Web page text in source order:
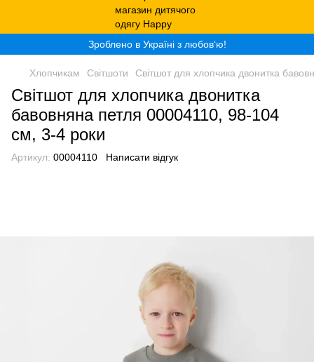
Зроблено в Україні з любов‘ю!
Хлопчикам Світшоти Світшот для хлопчика двонитка
Світшот для хлопчика двонитка
бавовняна петля 00004110, 98-104
см, 3-4 роки
Артикул: 00004110 Написати відгук